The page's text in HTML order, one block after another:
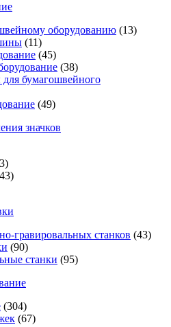
оборудованию (13)
(11)
(45)
(38)
бумагошвейного
(49)
значков
гравировальных станков (43)
(90)
станки (95)
(304)
(67)